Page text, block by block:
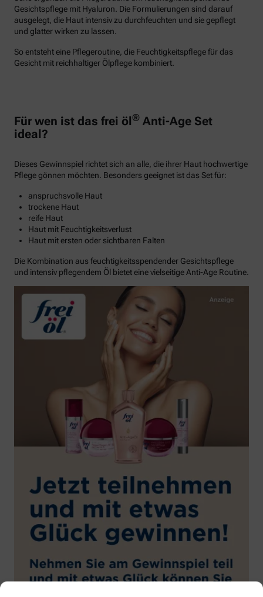
Gesichtspflege mit Hyaluron. Die Formulierungen sind darauf
ausgelegt, die Haut intensiv zu durchfeuchten und sie gepflegt
und glatter wirken zu lassen.
So entsteht eine Pflegeroutine, die Feuchtigkeitspflege für das
Gesicht mit reichhaltiger Ölpflege kombiniert.
Für wen ist das frei öl® Anti-Age Set
ideal?
Dieses Gewinnspiel richtet sich an alle, die ihrer Haut hochwertige
Pflege gönnen möchten. Besonders geeignet ist das Set für:
anspruchsvolle Haut
trockene Haut
reife Haut
Haut mit Feuchtigkeitsverlust
Haut mit ersten oder sichtbaren Falten
Die Kombination aus feuchtigkeitsspendender Gesichtspflege
und intensiv pflegendem Öl bietet eine vielseitige Anti-Age Routine.